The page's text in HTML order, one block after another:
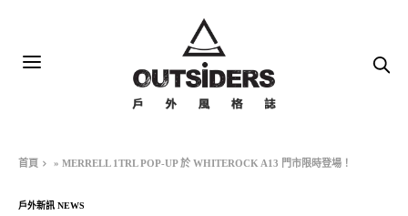
首頁 »MERRELL 1TRL POP-UP 於 WHITEROCK A13 門市限時登場！
戶外新訊 NEWS